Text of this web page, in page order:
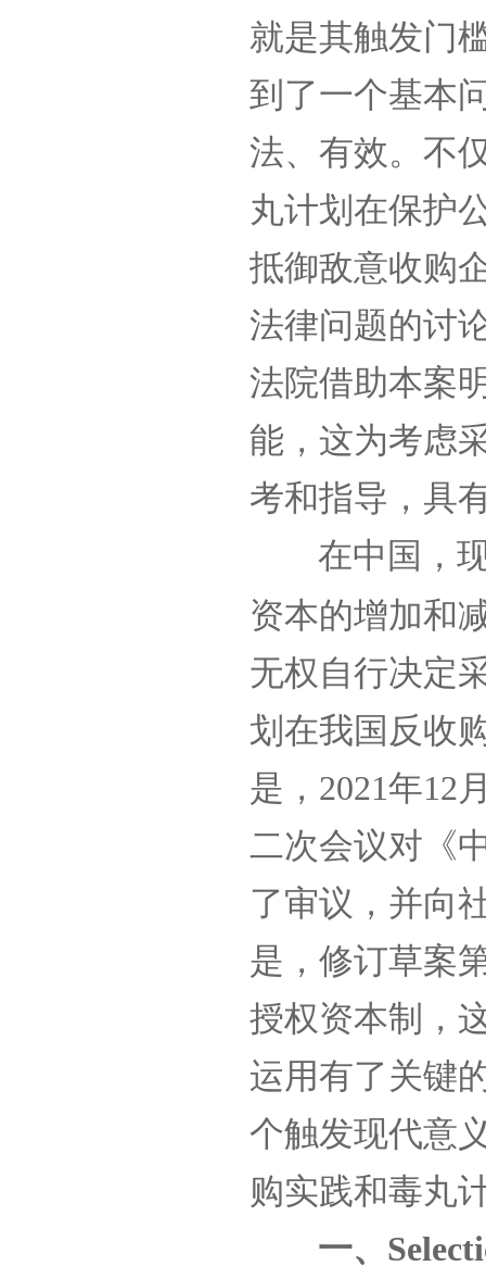
就是其触发门
到了一个基本
法、有效。不
丸计划在保护
抵御敌意收购
法律问题的讨
法院借助本案
能，这为考虑
考和指导，具
在中国，
资本的增加和
无权自行决定
划在我国反收
是， 2021年12
二次会议对《
了审议，并向
是，修订草案
授权资本制，
运用有了关键
个触发现代意
购实践和毒丸
一、